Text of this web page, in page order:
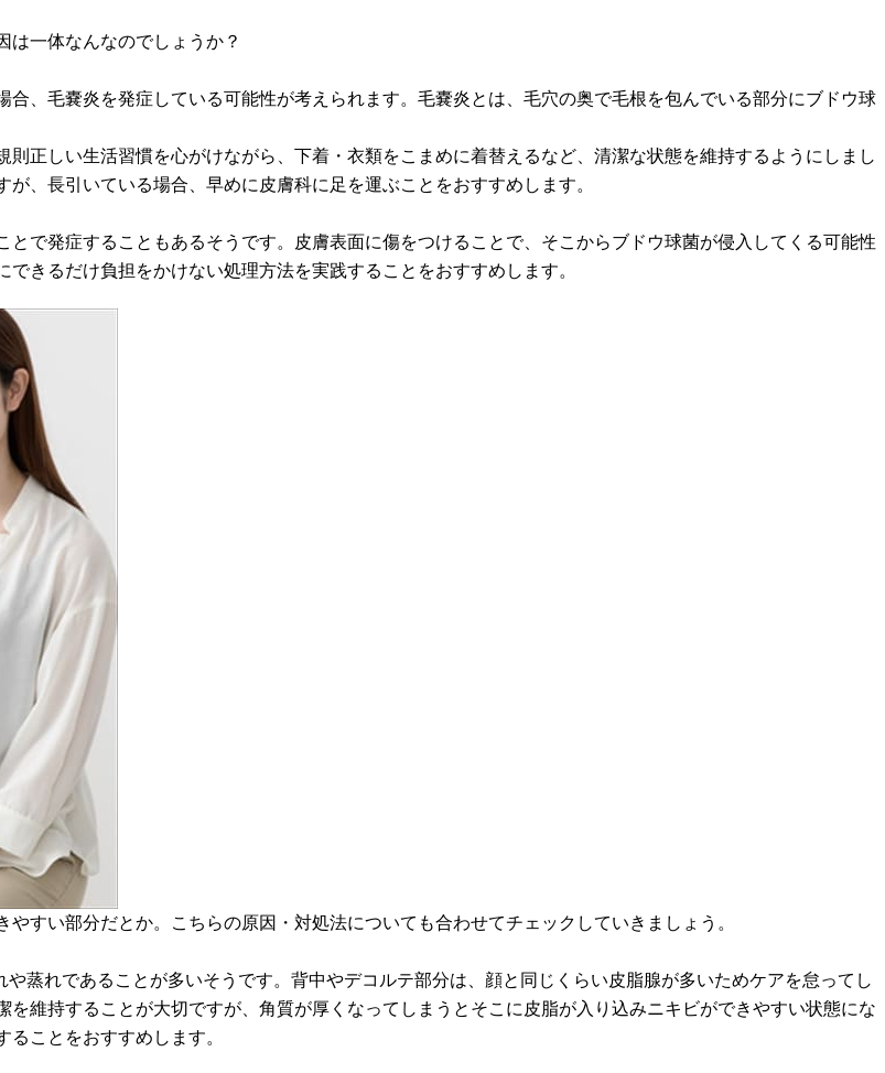
一体なんなのでしょうか？
、毛嚢炎を発症している可能性が考えられます。毛嚢炎とは、毛穴の奥で毛根を包んでいる部分にブドウ球
正しい生活習慣を心がけながら、下着・衣類をこまめに着替えるなど、清潔な状態を維持するようにしまし
、長引いている場合、早めに皮膚科に足を運ぶことをおすすめします。
とで発症することもあるそうです。皮膚表面に傷をつけることで、そこからブドウ球菌が侵入してくる可能性
きるだけ負担をかけない処理方法を実践することをおすすめします。
すい部分だとか。こちらの原因・対処法についても合わせてチェックしていきましょう。
蒸れであることが多いそうです。背中やデコルテ部分は、顔と同じくらい皮脂腺が多いためケアを怠ってし
維持することが大切ですが、角質が厚くなってしまうとそこに皮脂が入り込みニキビができやすい状態にな
ことをおすすめします。